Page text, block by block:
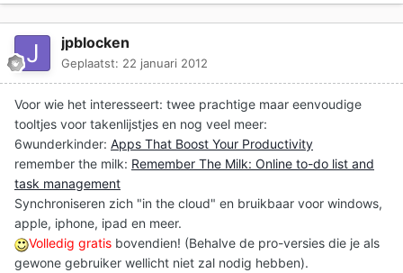
jpblocken
Geplaatst: 22 januari 2012
Voor wie het interesseert: twee prachtige maar eenvoudige
tooltjes voor takenlijstjes en nog veel meer:
6wunderkinder: Apps That Boost Your Productivity
remember the milk: Remember The Milk: Online to-do list and
task management
Synchroniseren zich "in the cloud" en bruikbaar voor windows,
apple, iphone, ipad en meer.
Volledig gratis bovendien! (Behalve de pro-versies die je als
gewone gebruiker wellicht niet zal nodig hebben).